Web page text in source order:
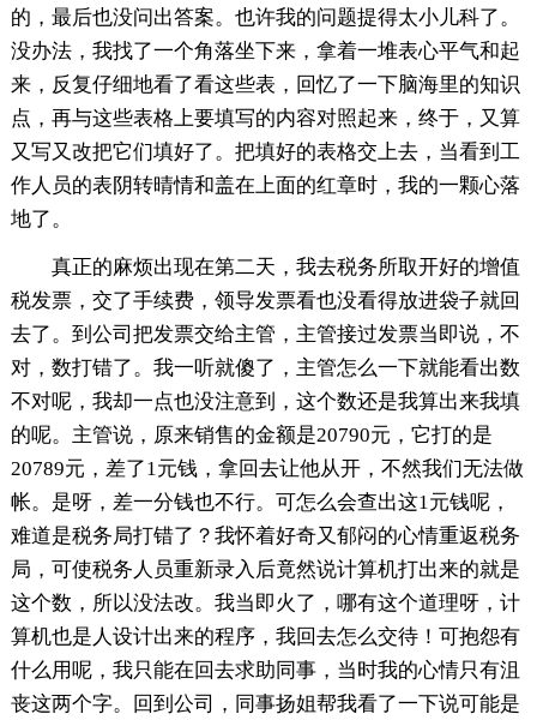
的，最后也没问出答案。也许我的问题提得太小儿科了。
没办法，我找了一个角落坐下来，拿着一堆表心平气和起
来，反复仔细地看了看这些表，回忆了一下脑海里的知识
点，再与这些表格上要填写的内容对照起来，终于，又算
又写又改把它们填好了。把填好的表格交上去，当看到工
作人员的表阴转晴情和盖在上面的红章时，我的一颗心落
地了。
真正的麻烦出现在第二天，我去税务所取开好的增值
税发票，交了手续费，领导发票看也没看得放进袋子就回
去了。到公司把发票交给主管，主管接过发票当即说，不
对，数打错了。我一听就傻了，主管怎么一下就能看出数
不对呢，我却一点也没注意到，这个数还是我算出来我填
的呢。主管说，原来销售的金额是20790元，它打的是
20789元，差了1元钱，拿回去让他从开，不然我们无法做
帐。是呀，差一分钱也不行。可怎么会查出这1元钱呢，
难道是税务局打错了？我怀着好奇又郁闷的心情重返税务
局，可使税务人员重新录入后竟然说计算机打出来的就是
这个数，所以没法改。我当即火了，哪有这个道理呀，计
算机也是人设计出来的程序，我回去怎么交待！可抱怨有
什么用呢，我只能在回去求助同事，当时我的心情只有沮
丧这两个字。回到公司，同事扬姐帮我看了一下说可能是